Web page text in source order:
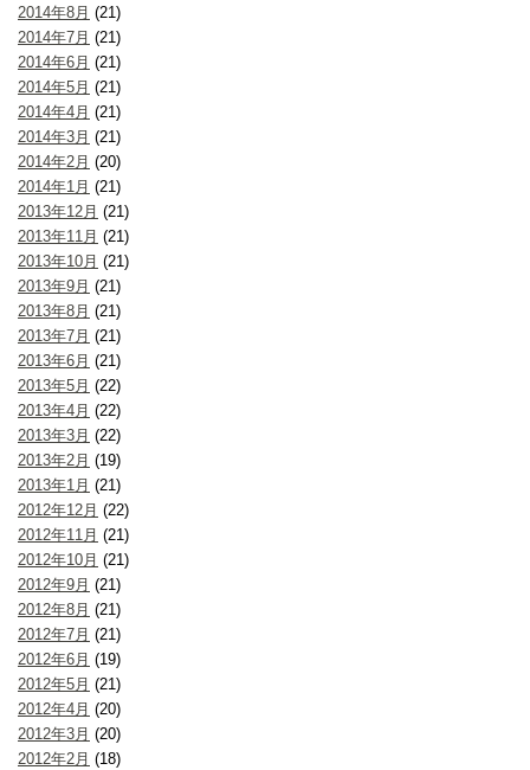
2014年8月 (21)
2014年7月 (21)
2014年6月 (21)
2014年5月 (21)
2014年4月 (21)
2014年3月 (21)
2014年2月 (20)
2014年1月 (21)
2013年12月 (21)
2013年11月 (21)
2013年10月 (21)
2013年9月 (21)
2013年8月 (21)
2013年7月 (21)
2013年6月 (21)
2013年5月 (22)
2013年4月 (22)
2013年3月 (22)
2013年2月 (19)
2013年1月 (21)
2012年12月 (22)
2012年11月 (21)
2012年10月 (21)
2012年9月 (21)
2012年8月 (21)
2012年7月 (21)
2012年6月 (19)
2012年5月 (21)
2012年4月 (20)
2012年3月 (20)
2012年2月 (18)